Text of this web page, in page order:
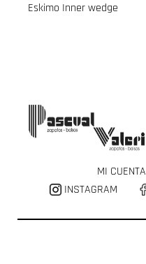
Eskimo Inner wedge
MI CUENTA
INSTAGRAM